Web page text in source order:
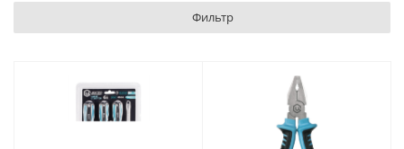
Фильтр